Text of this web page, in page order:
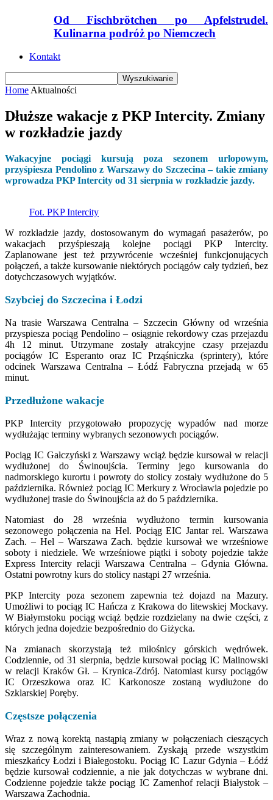
Od Fischbrötchen po Apfelstrudel.
Kulinarna podróż po Niemczech
Kontakt
Home Aktualności
Dłuższe wakacje z PKP Intercity. Zmiany
w rozkładzie jazdy
Wakacyjne pociągi kursują poza sezonem urlopowym,
przyśpiesza Pendolino z Warszawy do Szczecina – takie zmiany
wprowadza PKP Intercity od 31 sierpnia w rozkładzie jazdy.
Fot. PKP Intercity
W rozkładzie jazdy, dostosowanym do wymagań pasażerów, po
wakacjach przyśpieszają kolejne pociągi PKP Intercity.
Zaplanowane jest też przywrócenie wcześniej funkcjonujących
połączeń, a także kursowanie niektórych pociągów cały tydzień, bez
dotychczasowych wyjątków.
Szybciej do Szczecina i Łodzi
Na trasie Warszawa Centralna – Szczecin Główny od września
przyspiesza pociąg Pendolino – osiągnie rekordowy czas przejazdu
4h 12 minut. Utrzymane zostały atrakcyjne czasy przejazdu
pociągów IC Esperanto oraz IC Prząśniczka (sprintery), które
odcinek Warszawa Centralna – Łódź Fabryczna przejadą w 65
minut.
Przedłużone wakacje
PKP Intercity przygotowało propozycję wypadów nad morze
wydłużając terminy wybranych sezonowych pociągów.
Pociąg IC Gałczyński z Warszawy wciąż będzie kursował w relacji
wydłużonej do Świnoujścia. Terminy jego kursowania do
nadmorskiego kurortu i powroty do stolicy zostały wydłużone do 5
października. Również pociąg IC Merkury z Wrocławia pojedzie po
wydłużonej trasie do Świnoujścia aż do 5 października.
Natomiast do 28 września wydłużono termin kursowania
sezonowego połączenia na Hel. Pociąg EIC Jantar rel. Warszawa
Zach. – Hel – Warszawa Zach. będzie kursował we wrześniowe
soboty i niedziele. We wrześniowe piątki i soboty pojedzie także
Express Intercity relacji Warszawa Centralna – Gdynia Główna.
Ostatni powrotny kurs do stolicy nastąpi 27 września.
PKP Intercity poza sezonem zapewnia też dojazd na Mazury.
Umożliwi to pociąg IC Hańcza z Krakowa do litewskiej Mockavy.
W Białymstoku pociąg wciąż będzie rozdzielany na dwie części, z
których jedna dojedzie bezpośrednio do Giżycka.
Na zmianach skorzystają też miłośnicy górskich wędrówek.
Codziennie, od 31 sierpnia, będzie kursował pociąg IC Malinowski
w relacji Kraków Gł. – Krynica-Zdrój. Natomiast kursy pociągów
IC Orzeszkowa oraz IC Karkonosze zostaną wydłużone do
Szklarskiej Poręby.
Częstsze połączenia
Wraz z nową korektą nastąpią zmiany w połączeniach cieszących
się szczególnym zainteresowaniem. Zyskają przede wszystkim
mieszkańcy Łodzi i Białegostoku. Pociąg IC Lazur Gdynia – Łódź
będzie kursował codziennie, a nie jak dotychczas w wybrane dni.
Codzienne pojedzie także pociąg IC Zamenhof relacji Białystok –
Warszawa Zachodnia.